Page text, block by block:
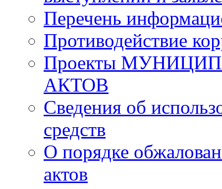
Перечень
Противодействие
Проекты
АКТОВ
Сведения об
средств
О порядке
актов